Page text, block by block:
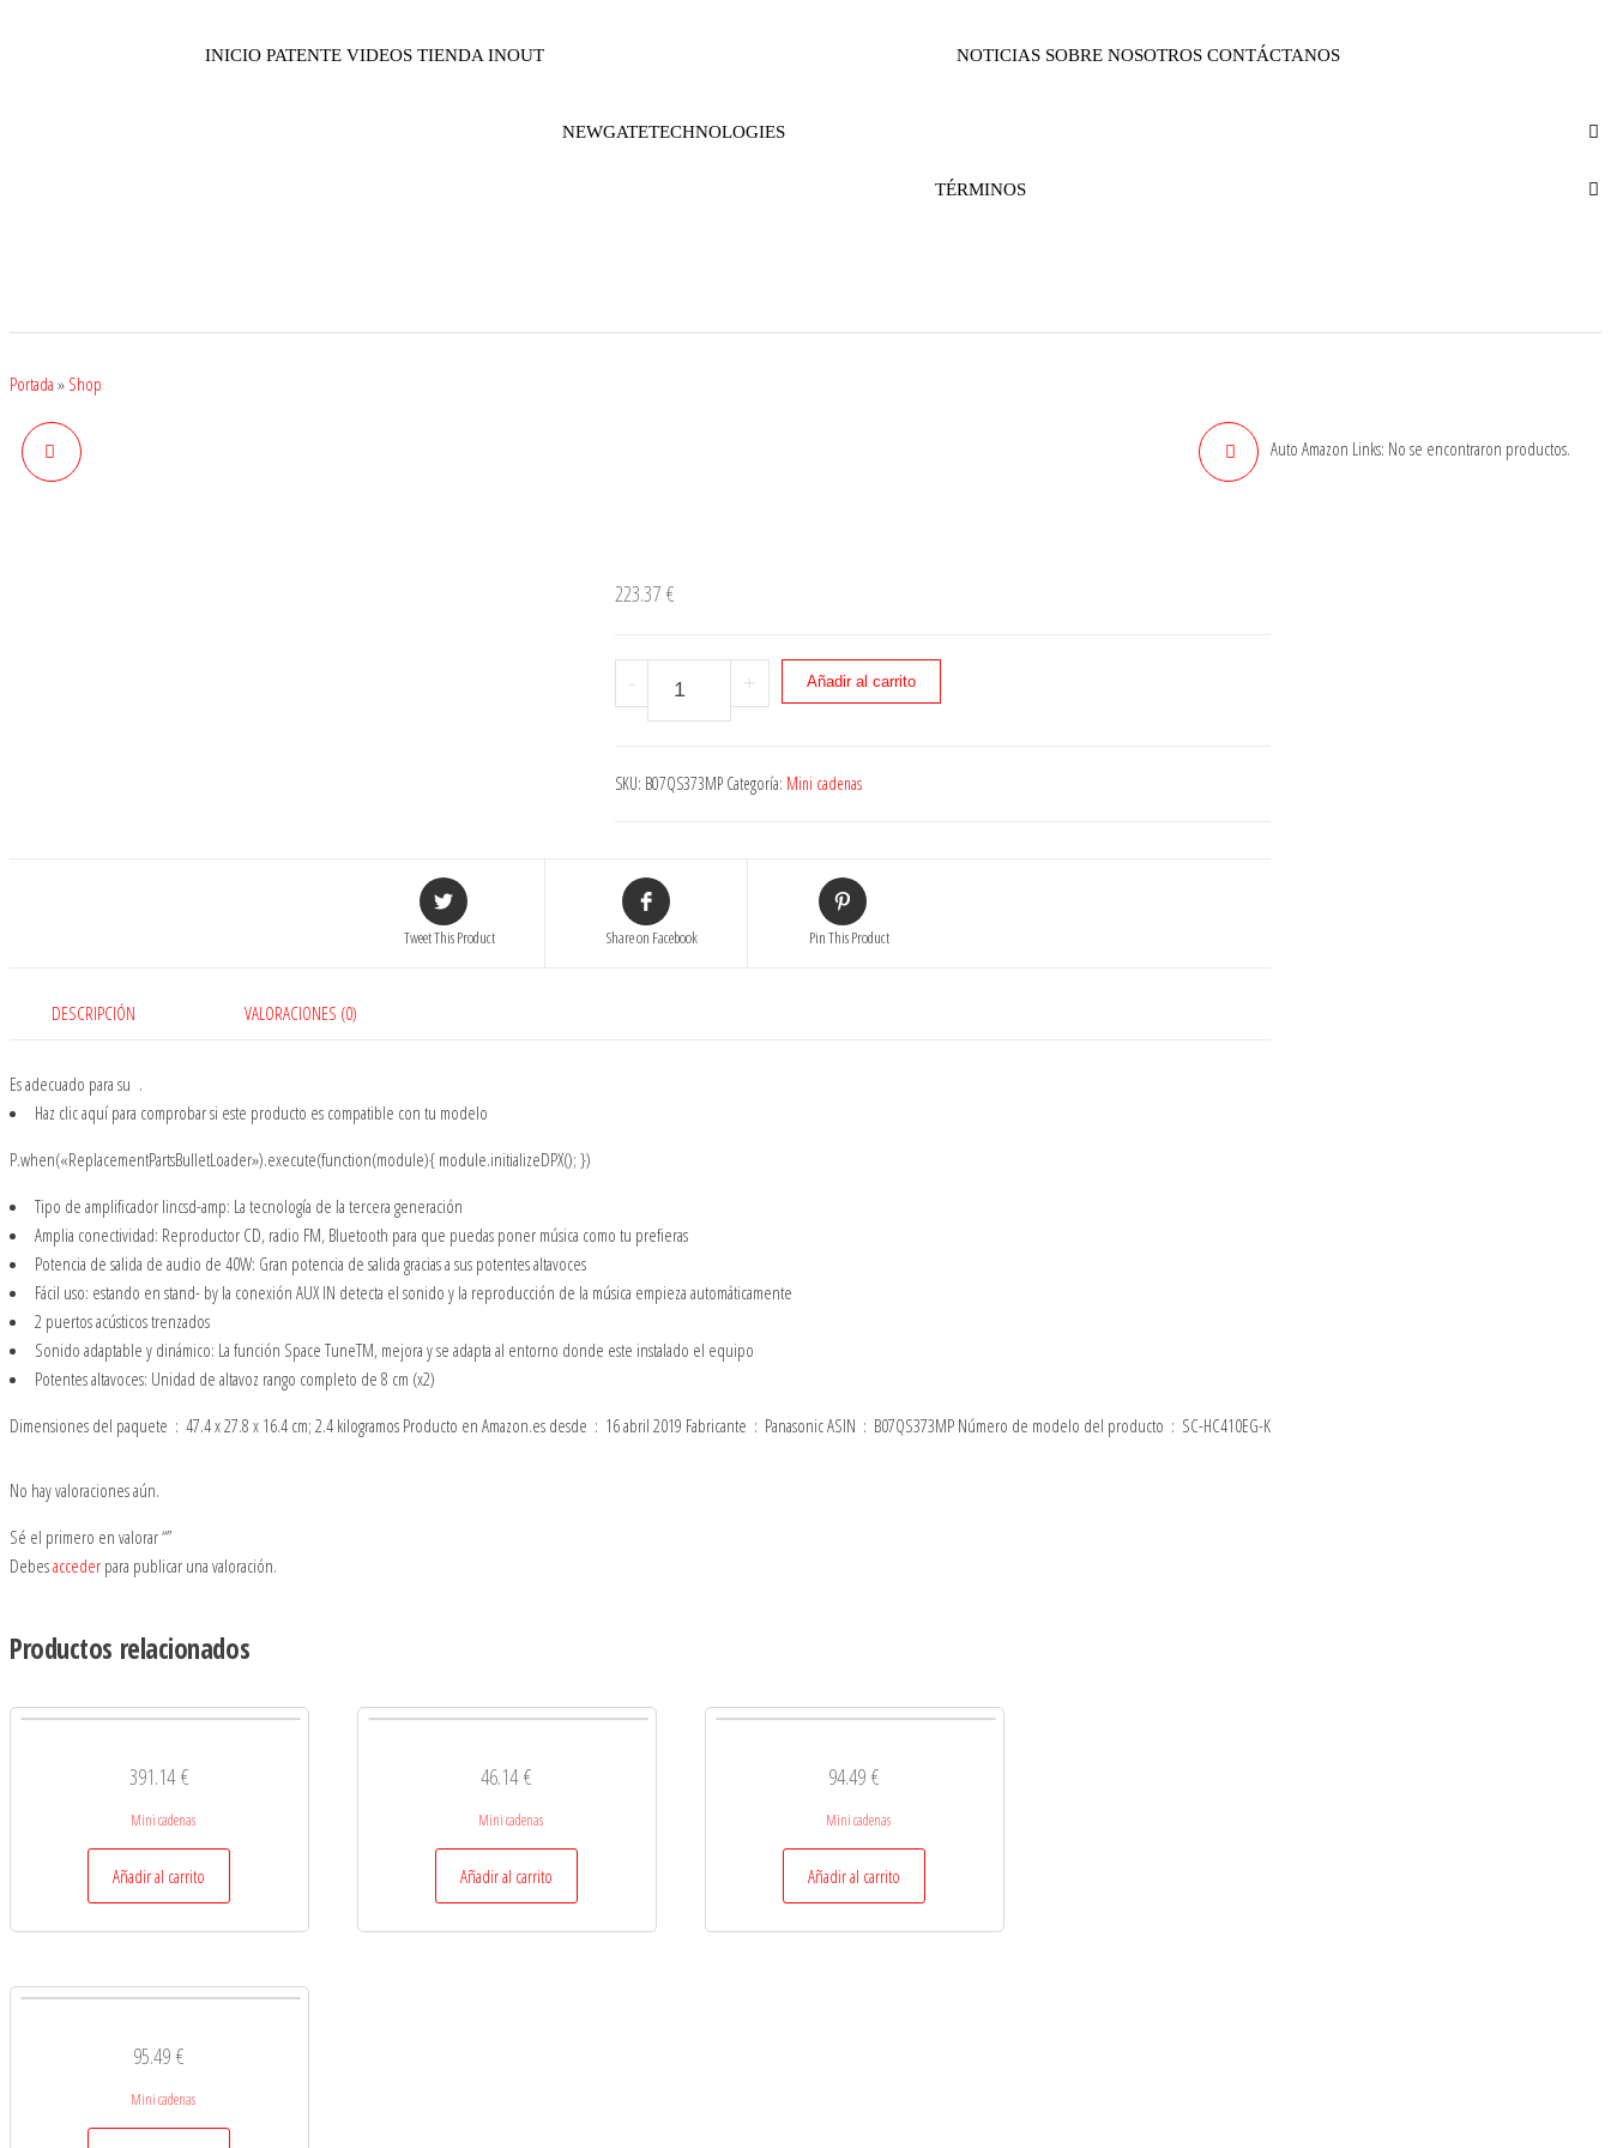
INICIO PATENTE VIDEOS TIENDA INOUT NOTICIAS SOBRE NOSOTROS CONTÁCTANOS
NEWGATETECHNOLOGIES
TÉRMINOS
Portada » Shop
223.37 €
- + Añadir al carrito
SKU: B07QS373MP Categoría: Mini cadenas
Tweet This Product Share on Facebook Pin This Product
DESCRIPCIÓN VALORACIONES (0)
Es adecuado para su .
Haz clic aquí para comprobar si este producto es compatible con tu modelo
P.when(«ReplacementPartsBulletLoader»).execute(function(module){ module.initializeDPX(); })
Tipo de amplificador lincsd-amp: La tecnología de la tercera generación
Amplia conectividad: Reproductor CD, radio FM, Bluetooth para que puedas poner música como tu prefieras
Potencia de salida de audio de 40W: Gran potencia de salida gracias a sus potentes altavoces
Fácil uso: estando en stand- by la conexión AUX IN detecta el sonido y la reproducción de la música empieza automáticamente
2 puertos acústicos trenzados
Sonido adaptable y dinámico: La función Space TuneTM, mejora y se adapta al entorno donde este instalado el equipo
Potentes altavoces: Unidad de altavoz rango completo de 8 cm (x2)
Dimensiones del paquete ‏ : ‎ 47.4 x 27.8 x 16.4 cm; 2.4 kilogramos Producto en Amazon.es desde ‏ : ‎ 16 abril 2019 Fabricante ‏ : ‎ Panasonic ASIN ‏ : ‎ B07QS373MP Número de modelo del producto ‏ : ‎ SC-HC410EG-K
No hay valoraciones aún.
Sé el primero en valorar “”
Debesacceder para publicar una valoración.
Productos relacionados
391.14€
Mini cadenas
Añadir al carrito
46.14€
Mini cadenas
Añadir al carrito
94.49€
Mini cadenas
Añadir al carrito
95.49€
Mini cadenas
Auto Amazon Links: No se encontraron productos.